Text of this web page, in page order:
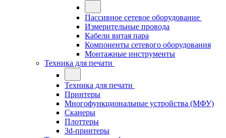
Пассивное сетевое оборудование
Измерительные провода
Кабели витая пара
Компоненты сетевого оборудования
Монтажные инструменты
Техника для печати
Техника для печати
Принтеры
Многофункциональные устройства (МФУ)
Сканеры
Плоттеры
3d-принтеры